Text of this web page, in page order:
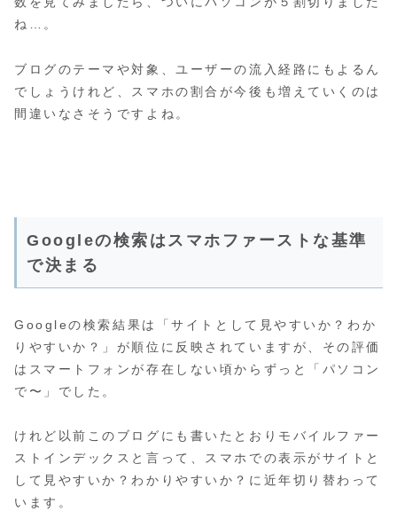
ね…。
ブログのテーマや対象、ユーザーの流入経路にもよるん
でしょうけれど、スマホの割合が今後も増えていくのは
間違いなさそうですよね。
Googleの検索はスマホファーストな基準
で決まる
Googleの検索結果は「サイトとして見やすいか？わか
りやすいか？」が順位に反映されていますが、その評価
はスマートフォンが存在しない頃からずっと「パソコン
で〜」でした。
けれど以前このブログにも書いたとおりモバイルファー
ストインデックスと言って、スマホでの表示がサイトと
して見やすいか？わかりやすいか？に近年切り替わって
います。